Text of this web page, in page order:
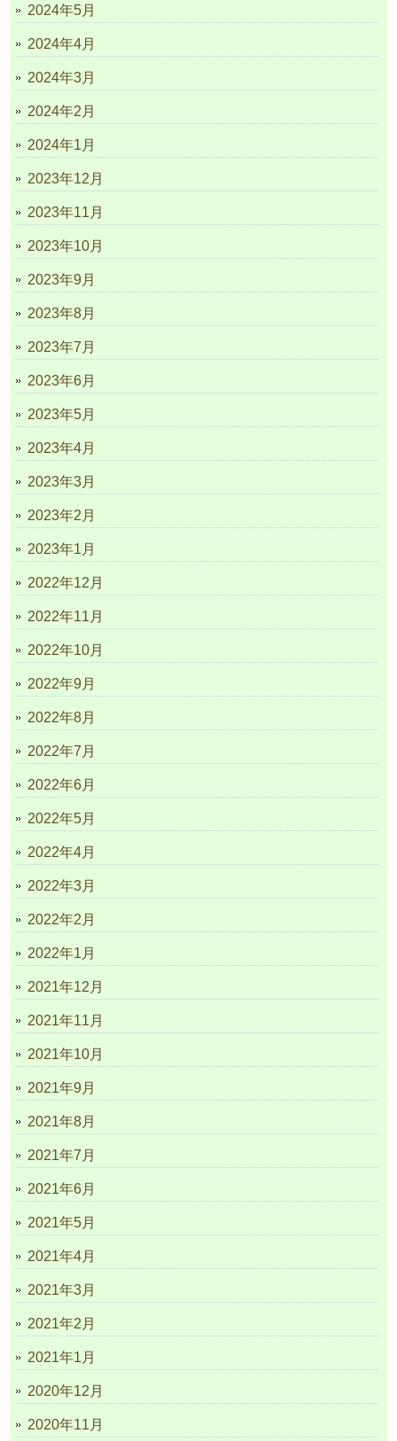
2024年5月
2024年4月
2024年3月
2024年2月
2024年1月
2023年12月
2023年11月
2023年10月
2023年9月
2023年8月
2023年7月
2023年6月
2023年5月
2023年4月
2023年3月
2023年2月
2023年1月
2022年12月
2022年11月
2022年10月
2022年9月
2022年8月
2022年7月
2022年6月
2022年5月
2022年4月
2022年3月
2022年2月
2022年1月
2021年12月
2021年11月
2021年10月
2021年9月
2021年8月
2021年7月
2021年6月
2021年5月
2021年4月
2021年3月
2021年2月
2021年1月
2020年12月
2020年11月